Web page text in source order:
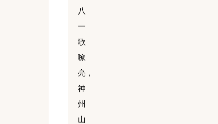
八
一
歌
嘹
亮，
神
州
山